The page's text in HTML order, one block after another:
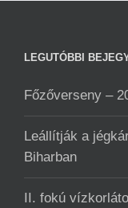
LEGUTÓBBI
Főzőverseny –
Leállítják a
Biharban
II. fokú